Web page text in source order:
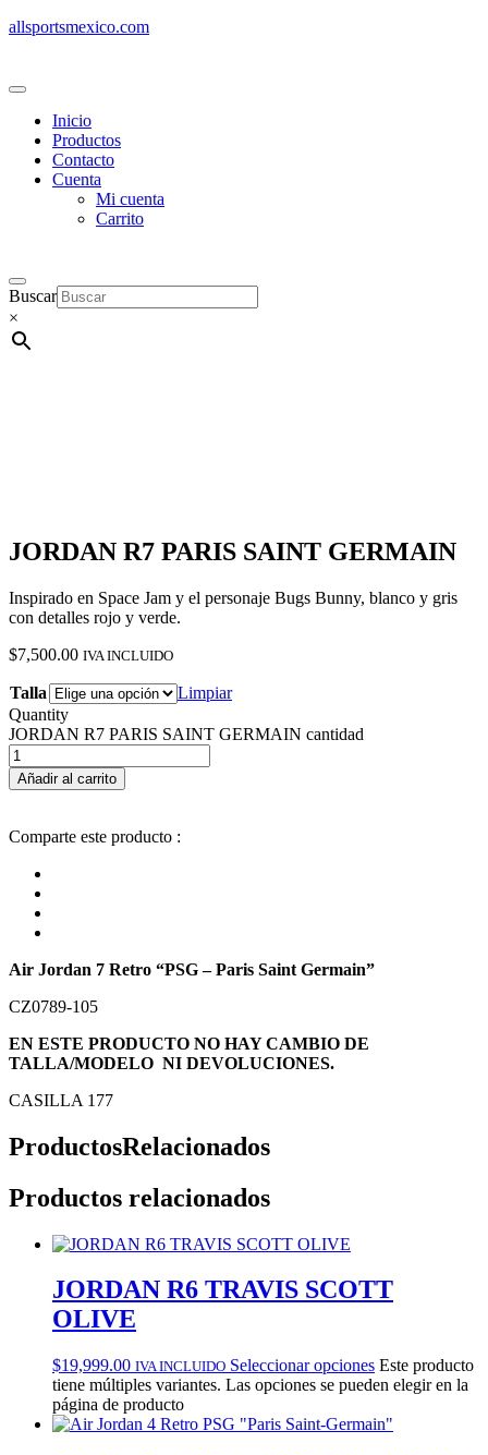
allsportsmexico.com
Inicio
Productos
Contacto
Cuenta
Mi cuenta
Carrito
Buscar
×
JORDAN R7 PARIS SAINT GERMAIN
Inspirado en Space Jam y el personaje Bugs Bunny, blanco y gris
con detalles rojo y verde.
$7,500.00 IVA INCLUIDO
Talla
Limpiar
Quantity
JORDAN R7 PARIS SAINT GERMAIN cantidad
Añadir al carrito
Comparte este producto :
Air Jordan 7 Retro “PSG – Paris Saint Germain”
CZ0789-105
EN ESTE PRODUCTO NO HAY CAMBIO DE
TALLA/MODELO NI DEVOLUCIONES.
CASILLA 177
ProductosRelacionados
Productos relacionados
JORDAN R6 TRAVIS SCOTT
OLIVE
$19,999.00 IVA INCLUIDO Seleccionar opciones Este producto
tiene múltiples variantes. Las opciones se pueden elegir en la
página de producto